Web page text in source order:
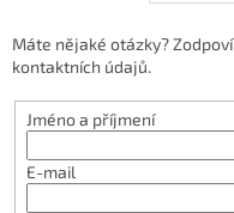
Máte nějaké otázky?
kontaktních údajů.
Jméno a příjmení
E-mail